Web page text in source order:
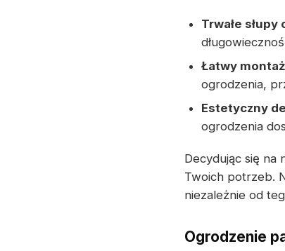
Trwałe
Łatwy montaż
ogrodzenia,
Estetyczny
ogrodzenia
Decydując się na
Twoich potrzeb.
niezależnie od
Ogrodzenie